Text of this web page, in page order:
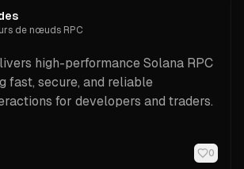
de nœuds RPC
high-performance Solana RPC
fast, secure, and reliable
for developers and traders.
0